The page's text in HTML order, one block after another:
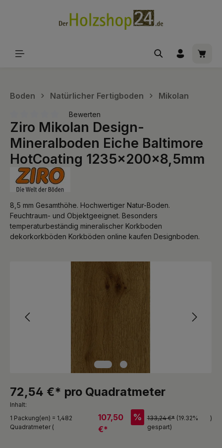
Boden Natürlicher Fertigboden Mikolan
Durchschnittliche Bewertung von 0 von 5 Sternen
Bewerten
Ziro Mikolan Design-
Mineralboden Eiche Baltimore
HotCoating 1235x200x8,5mm
8,5 mm Gesamthöhe. Hochwertiger Natur-Boden.
Feuchtraum- und Objektgeeignet. Besonders
temperaturbeständig mineralischer Korkboden
dekorkorkböden Korkböden online kaufen Designboden.
72,54 €* pro Quadratmeter
Inhalt:
1 Packung(en) = 1,482
Quadratmeter (
107,50
€*
% 133,24 €* (19.32%
gespart)
)